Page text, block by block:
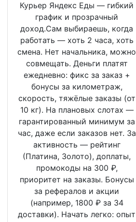
Курьер Яндекс Еды — гибкий
график и прозрачный
доход.Сам выбираешь, когда
работать — хоть 2 часа, хоть
смена. Нет начальника, можно
совмещать. Деньги платят
ежедневно: фикс за заказ +
бонусы за километраж,
скорость, тяжёлые заказы (от
10 кг). На плановых слотах —
гарантированный минимум за
час, даже если заказов нет. За
активность — рейтинг
(Платина, Золото), доплаты,
промокоды на 300 ₽,
приоритет на заказы. Бонусы
за рефералов и акции
(например, 1800 ₽ за 34
доставки). Начать легко: опыт